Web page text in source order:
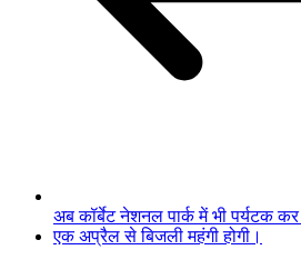
अब कॉर्बेट नेशनल पार्क में भी पर्यटक
एक अप्रैल से बिजली महंगी होगी।